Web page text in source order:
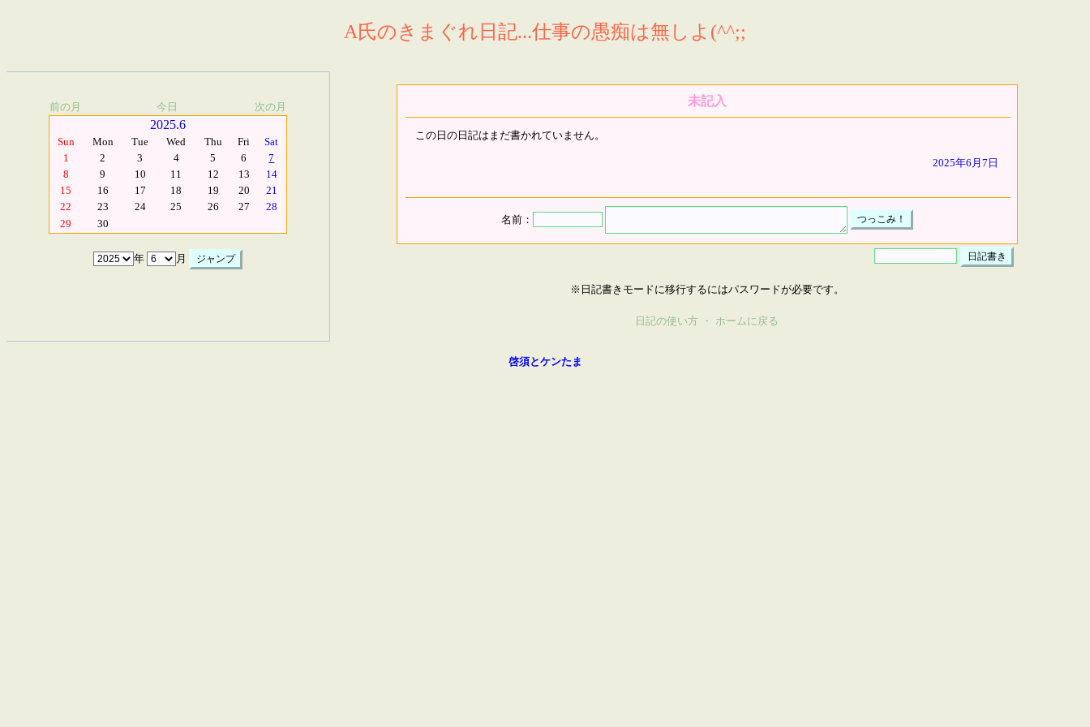
A氏のきまぐれ日記...仕事の愚痴は無しよ(^^;;
前の月 今日 次の月
2025.6
Sun Mon Tue Wed Thu Fri
Sat
1
2 3 4 5 6
7
8
9 10 11 12 13
14
15
16 17 18 19 20
21
22
23 24 25 26 27
28
29
30
年 月
未記入
この日の日記はまだ書かれていません。
2025年6月7日
名前：
※日記書きモードに移行するにはパスワードが必要です。
日記の使い方 ・ ホームに戻る
啓須とケンたま